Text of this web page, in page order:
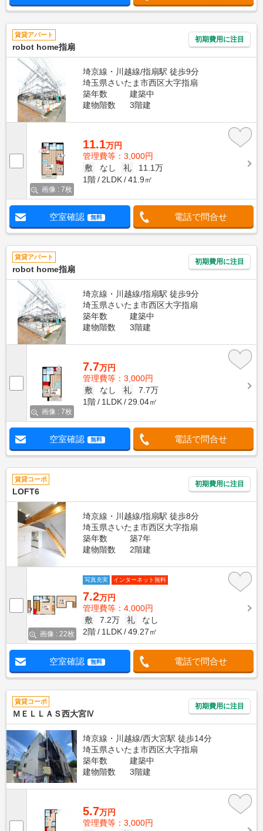
賃貸アパート
robot home指扇
初期費用に注目
埼京線・川越線/指扇駅 徒歩9分
埼玉県さいたま市西区大字指扇
築年数
建築中
建物階数
3階建
画像 : 7枚
11.1万円
管理費等：3,000円
敷
なし 礼
11.1万
1階
2LDK 41.9㎡
空室確認 無料 電話で問合せ
賃貸アパート
robot home指扇
初期費用に注目
埼京線・川越線/指扇駅 徒歩9分
埼玉県さいたま市西区大字指扇
築年数
建築中
建物階数
3階建
画像 : 7枚
7.7万円
管理費等：3,000円
敷
なし 礼
7.7万
1階
1LDK 29.04㎡
空室確認 無料 電話で問合せ
賃貸コーポ
LOFT6
初期費用に注目
埼京線・川越線/指扇駅 徒歩8分
埼玉県さいたま市西区大字指扇
築年数
築7年
建物階数
2階建
画像 : 22枚
写真充実 インターネット無料
7.2万円
管理費等：4,000円
敷
7.2万 礼
なし
2階
1LDK 49.27㎡
空室確認 無料 電話で問合せ
賃貸コーポ
ＭＥＬＬＡＳ西大宮Ⅳ
初期費用に注目
埼京線・川越線/西大宮駅 徒歩14分
埼玉県さいたま市西区大字指扇
築年数
建築中
建物階数
3階建
5.7万円
管理費等：3,000円